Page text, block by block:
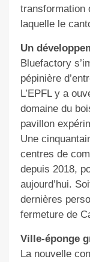
transformation
laquelle le
Un
Bluefactory
pépinière
L’EPFL y a
domaine du
pavillon
Une
centres de
depuis 2018,
aujourd’hui.
dernières
fermeture de
Ville-éponge
La nouvelle